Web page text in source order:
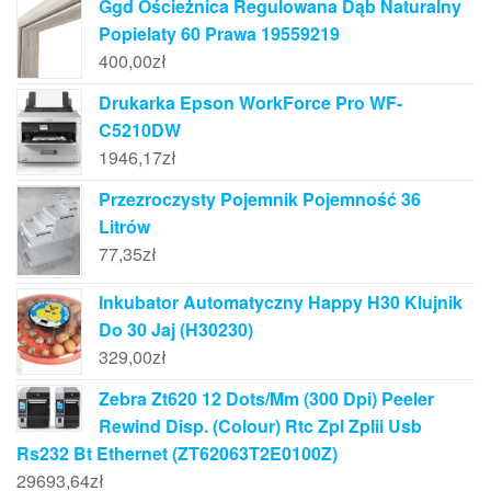
Ggd Ościeżnica Regulowana Dąb Naturalny
Popielaty 60 Prawa 19559219
400,00zł
Drukarka Epson WorkForce Pro WF-
C5210DW
1946,17zł
Przezroczysty Pojemnik Pojemność 36
Litrów
77,35zł
Inkubator Automatyczny Happy H30 Klujnik
Do 30 Jaj (H30230)
329,00zł
Zebra Zt620 12 Dots/Mm (300 Dpi) Peeler
Rewind Disp. (Colour) Rtc Zpl Zplii Usb
Rs232 Bt Ethernet (ZT62063T2E0100Z)
29693,64zł